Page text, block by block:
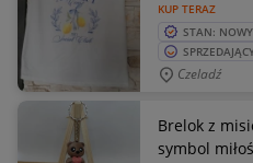
KUP TERAZ
STAN: NOWY
Czeladź
Brelok z
symbol